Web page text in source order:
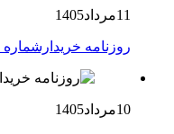
11مرداد1405
روزنامه خریدارشماره 2200
10مرداد1405